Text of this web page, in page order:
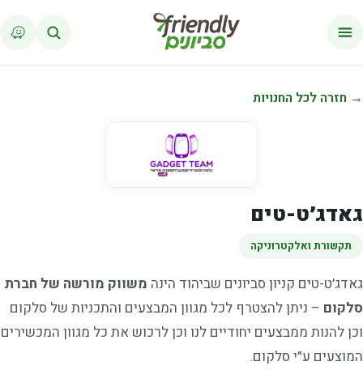
→ חזרה לכל החנויות
גאדג׳ט-טים
תקשורת ואלקטרוניקה
גאדג׳ט-טים קניון סביונים שביהוד הינה משווק מורשה של חברת
סלקום – ניתן להצטרף לכל מגוון המבצעים והתכניות של סלקום
וכן להנות ממבצעים יחודיים לנו וכן לרכוש את כל מגוון המכשירים
המוצעים ע״י סלקום.